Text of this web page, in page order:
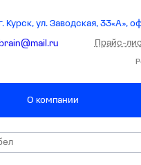
Курск, ул. Заводская, 33«А»,
Прайс-
О компании